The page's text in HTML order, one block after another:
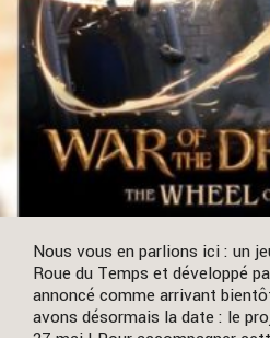
Nous vous en parlions ici : un
Roue du Temps et développé
annoncé comme arrivant
avons désormais la date : le